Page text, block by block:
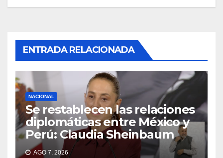
ENTRADA RELACIONADA
NACIONAL
Se restablecen las relaciones
diplomáticas entre México y
Perú: Claudia Sheinbaum
AGO 7, 2026